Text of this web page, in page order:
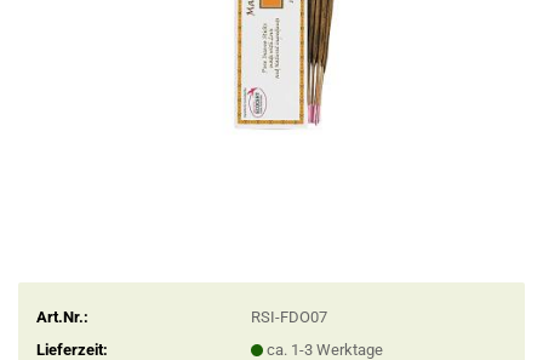
Art.Nr.:
RSI-FDO07
Lieferzeit:
ca. 1-3 Werktage